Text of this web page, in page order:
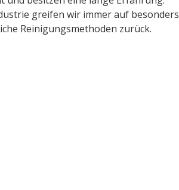
greifen wir immer auf besonders
Reinigungsmethoden zurück.